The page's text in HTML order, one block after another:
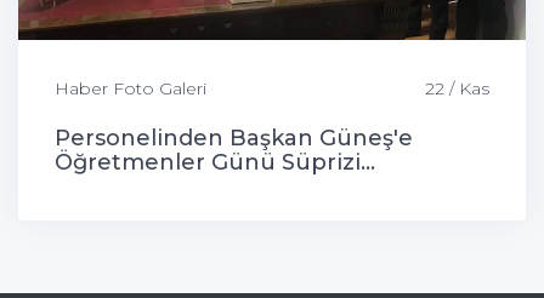
Haber Foto Galeri 22 / Kas
Personelinden Başkan Güneş'e
Öğretmenler Günü Süprizi...